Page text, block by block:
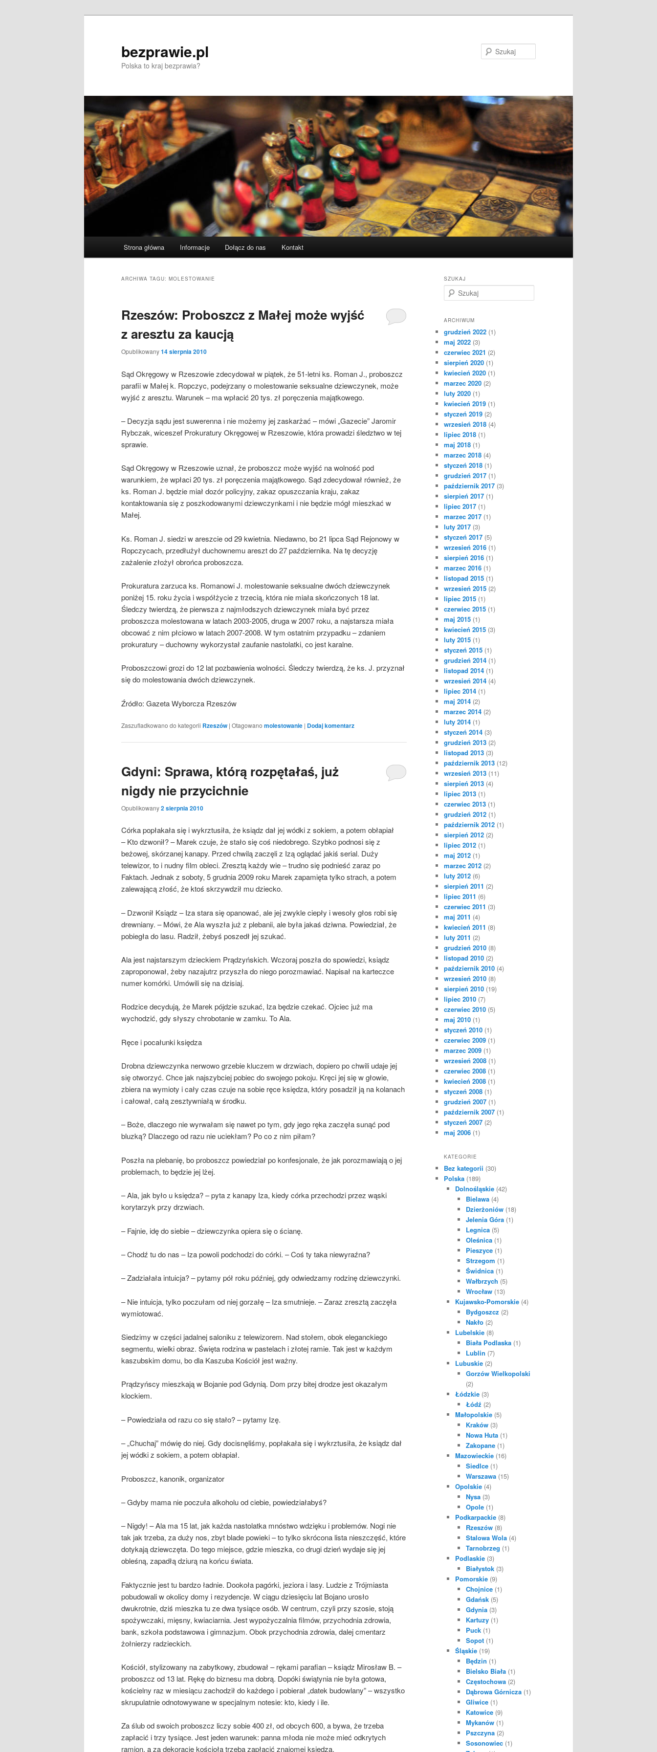
bezprawie.pl
Polska to kraj bezprawia?
Strona główna Informacje Dołącz do nas Kontakt
ARCHIWA TAGU: MOLESTOWANIE
Rzeszów: Proboszcz z Małej może wyjść
z aresztu za kaucją
Opublikowany14 sierpnia 2010
Sąd Okręgowy w Rzeszowie zdecydował w piątek, że 51-letni ks. Roman J., proboszcz
parafii w Małej k. Ropczyc, podejrzany o molestowanie seksualne dziewczynek, może
wyjść z aresztu. Warunek – ma wpłacić 20 tys. zł poręczenia majątkowego.
– Decyzja sądu jest suwerenna i nie możemy jej zaskarżać – mówi „Gazecie” Jaromir
Rybczak, wiceszef Prokuratury Okręgowej w Rzeszowie, która prowadzi śledztwo w tej
sprawie.
Sąd Okręgowy w Rzeszowie uznał, że proboszcz może wyjść na wolność pod
warunkiem, że wpłaci 20 tys. zł poręczenia majątkowego. Sąd zdecydował również, że
ks. Roman J. będzie miał dozór policyjny, zakaz opuszczania kraju, zakaz
kontaktowania się z poszkodowanymi dziewczynkami i nie będzie mógł mieszkać w
Małej.
Ks. Roman J. siedzi w areszcie od 29 kwietnia. Niedawno, bo 21 lipca Sąd Rejonowy w
Ropczycach, przedłużył duchownemu areszt do 27 października. Na tę decyzję
zażalenie złożył obrońca proboszcza.
Prokuratura zarzuca ks. Romanowi J. molestowanie seksualne dwóch dziewczynek
poniżej 15. roku życia i współżycie z trzecią, która nie miała skończonych 18 lat.
Śledczy twierdzą, że pierwsza z najmłodszych dziewczynek miała być przez
proboszcza molestowana w latach 2003-2005, druga w 2007 roku, a najstarsza miała
obcować z nim płciowo w latach 2007-2008. W tym ostatnim przypadku – zdaniem
prokuratury – duchowny wykorzystał zaufanie nastolatki, co jest karalne.
Proboszczowi grozi do 12 lat pozbawienia wolności. Śledczy twierdzą, że ks. J. przyznał
się do molestowania dwóch dziewczynek.
Źródło: Gazeta Wyborcza Rzeszów
Zaszufladkowano do kategorii Rzeszów | Otagowano molestowanie | Dodaj komentarz
Gdyni: Sprawa, którą rozpętałaś, już
nigdy nie przycichnie
Opublikowany2 sierpnia 2010
Córka popłakała się i wykrztusiła, że ksiądz dał jej wódki z sokiem, a potem obłapiał
– Kto dzwonił? – Marek czuje, że stało się coś niedobrego. Szybko podnosi się z
beżowej, skórzanej kanapy. Przed chwilą zaczęli z Izą oglądać jakiś serial. Duży
telewizor, to i nudny film obleci. Zresztą każdy wie – trudno się podnieść zaraz po
Faktach. Jednak z soboty, 5 grudnia 2009 roku Marek zapamięta tylko strach, a potem
zalewającą złość, że ktoś skrzywdził mu dziecko.
– Dzwonił Ksiądz – Iza stara się opanować, ale jej zwykle ciepły i wesoły głos robi się
drewniany. – Mówi, że Ala wyszła już z plebanii, ale była jakaś dziwna. Powiedział, że
pobiegła do lasu. Radził, żebyś poszedł jej szukać.
Ala jest najstarszym dzieckiem Prądzyńskich. Wczoraj poszła do spowiedzi, ksiądz
zaproponował, żeby nazajutrz przyszła do niego porozmawiać. Napisał na karteczce
numer komórki. Umówili się na dzisiaj.
Rodzice decydują, że Marek pójdzie szukać, Iza będzie czekać. Ojciec już ma
wychodzić, gdy słyszy chrobotanie w zamku. To Ala.
Ręce i pocałunki księdza
Drobna dziewczynka nerwowo grzebie kluczem w drzwiach, dopiero po chwili udaje jej
się otworzyć. Chce jak najszybciej pobiec do swojego pokoju. Kręci jej się w głowie,
zbiera na wymioty i cały czas czuje na sobie ręce księdza, który posadził ją na kolanach
i całował, całą zesztywniałą w środku.
– Boże, dlaczego nie wyrwałam się nawet po tym, gdy jego ręka zaczęła sunąć pod
bluzką? Dlaczego od razu nie uciekłam? Po co z nim piłam?
Poszła na plebanię, bo proboszcz powiedział po konfesjonale, że jak porozmawiają o jej
problemach, to będzie jej lżej.
– Ala, jak było u księdza? – pyta z kanapy Iza, kiedy córka przechodzi przez wąski
korytarzyk przy drzwiach.
– Fajnie, idę do siebie – dziewczynka opiera się o ścianę.
– Chodź tu do nas – Iza powoli podchodzi do córki. – Coś ty taka niewyraźna?
– Zadziałała intuicja? – pytamy pół roku później, gdy odwiedzamy rodzinę dziewczynki.
– Nie intuicja, tylko poczułam od niej gorzałę – Iza smutnieje. – Zaraz zresztą zaczęła
wymiotować.
Siedzimy w części jadalnej saloniku z telewizorem. Nad stołem, obok eleganckiego
segmentu, wielki obraz. Święta rodzina w pastelach i złotej ramie. Tak jest w każdym
kaszubskim domu, bo dla Kaszuba Kościół jest ważny.
Prądzyńscy mieszkają w Bojanie pod Gdynią. Dom przy bitej drodze jest okazałym
klockiem.
– Powiedziała od razu co się stało? – pytamy Izę.
– „Chuchaj” mówię do niej. Gdy docisnęliśmy, popłakała się i wykrztusiła, że ksiądz dał
jej wódki z sokiem, a potem obłapiał.
Proboszcz, kanonik, organizator
– Gdyby mama nie poczuła alkoholu od ciebie, powiedziałabyś?
– Nigdy! – Ala ma 15 lat, jak każda nastolatka mnóstwo wdzięku i problemów. Nogi nie
tak jak trzeba, za duży nos, zbyt blade powieki – to tylko skrócona lista nieszczęść, które
dotykają dziewczęta. Do tego miejsce, gdzie mieszka, co drugi dzień wydaje się jej
obleśną, zapadłą dziurą na końcu świata.
Faktycznie jest tu bardzo ładnie. Dookoła pagórki, jeziora i lasy. Ludzie z Trójmiasta
pobudowali w okolicy domy i rezydencje. W ciągu dziesięciu lat Bojano urosło
dwukrotnie, dziś mieszka tu ze dwa tysiące osób. W centrum, czyli przy szosie, stoją
spożywczaki, mięsny, kwiaciarnia. Jest wypożyczalnia filmów, przychodnia zdrowia,
bank, szkoła podstawowa i gimnazjum. Obok przychodnia zdrowia, dalej cmentarz
żołnierzy radzieckich.
Kościół, stylizowany na zabytkowy, zbudował – rękami parafian – ksiądz Mirosław B. –
proboszcz od 13 lat. Rękę do biznesu ma dobrą. Dopóki świątynia nie była gotowa,
kościelny raz w miesiącu zachodził do każdego i pobierał „datek budowlany” – wszystko
skrupulatnie odnotowywane w specjalnym notesie: kto, kiedy i ile.
Za ślub od swoich proboszcz liczy sobie 400 zł, od obcych 600, a bywa, że trzeba
zapłacić i trzy tysiące. Jest jeden warunek: panna młoda nie może mieć odkrytych
ramion, a za dekorację kościoła trzeba zapłacić znajomej księdza.
SZUKAJ
z
k
j
ARCHIWUM
grudzień 2022 (1)
maj 2022 (3)
czerwiec 2021 (2)
sierpień 2020 (1)
kwiecień 2020 (1)
marzec 2020 (2)
luty 2020 (1)
kwiecień 2019 (1)
styczeń 2019 (2)
wrzesień 2018 (4)
lipiec 2018 (1)
maj 2018 (1)
marzec 2018 (4)
styczeń 2018 (1)
grudzień 2017 (1)
październik 2017 (3)
sierpień 2017 (1)
lipiec 2017 (1)
marzec 2017 (1)
luty 2017 (3)
styczeń 2017 (5)
wrzesień 2016 (1)
sierpień 2016 (1)
marzec 2016 (1)
listopad 2015 (1)
wrzesień 2015 (2)
lipiec 2015 (1)
czerwiec 2015 (1)
maj 2015 (1)
kwiecień 2015 (3)
luty 2015 (1)
styczeń 2015 (1)
grudzień 2014 (1)
listopad 2014 (1)
wrzesień 2014 (4)
lipiec 2014 (1)
maj 2014 (2)
marzec 2014 (2)
luty 2014 (1)
styczeń 2014 (3)
grudzień 2013 (2)
listopad 2013 (3)
październik 2013 (12)
wrzesień 2013 (11)
sierpień 2013 (4)
lipiec 2013 (1)
czerwiec 2013 (1)
grudzień 2012 (1)
październik 2012 (1)
sierpień 2012 (2)
lipiec 2012 (1)
maj 2012 (1)
marzec 2012 (2)
luty 2012 (6)
sierpień 2011 (2)
lipiec 2011 (6)
czerwiec 2011 (3)
maj 2011 (4)
kwiecień 2011 (8)
luty 2011 (2)
grudzień 2010 (8)
listopad 2010 (2)
październik 2010 (4)
wrzesień 2010 (8)
sierpień 2010 (19)
lipiec 2010 (7)
czerwiec 2010 (5)
maj 2010 (1)
styczeń 2010 (1)
czerwiec 2009 (1)
marzec 2009 (1)
wrzesień 2008 (1)
czerwiec 2008 (1)
kwiecień 2008 (1)
styczeń 2008 (1)
grudzień 2007 (1)
październik 2007 (1)
styczeń 2007 (2)
maj 2006 (1)
KATEGORIE
Bez kategorii (30)
Polska (189)
Dolnośląskie(42)
Bielawa (4)
Dzierżoniów (18)
Jelenia Góra (1)
Legnica (5)
Oleśnica (1)
Pieszyce (1)
Strzegom (1)
Świdnica (1)
Wałbrzych (5)
Wrocław (13)
Kujawsko-Pomorskie(4)
Bydgoszcz (2)
Nakło (2)
Lubelskie(8)
Biała Podlaska (1)
Lublin (7)
Lubuskie(2)
Gorzów Wielkopolski
(2)
Łódzkie(3)
Łódź (2)
Małopolskie(5)
Kraków (3)
Nowa Huta (1)
Zakopane (1)
Mazowieckie(16)
Siedlce (1)
Warszawa (15)
Opolskie(4)
Nysa (3)
Opole (1)
Podkarpackie(8)
Rzeszów (8)
Stalowa Wola (4)
Tarnobrzeg (1)
Podlaskie(3)
Białystok (3)
Pomorskie(9)
Chojnice (1)
Gdańsk (5)
Gdynia (3)
Kartuzy (1)
Puck (1)
Sopot (1)
Śląskie(19)
Będzin (1)
Bielsko Biała (1)
Częstochowa (2)
Dąbrowa Górnicza (1)
Gliwice (1)
Katowice (9)
Mykanów (1)
Pszczyna (2)
Sosonowiec (1)